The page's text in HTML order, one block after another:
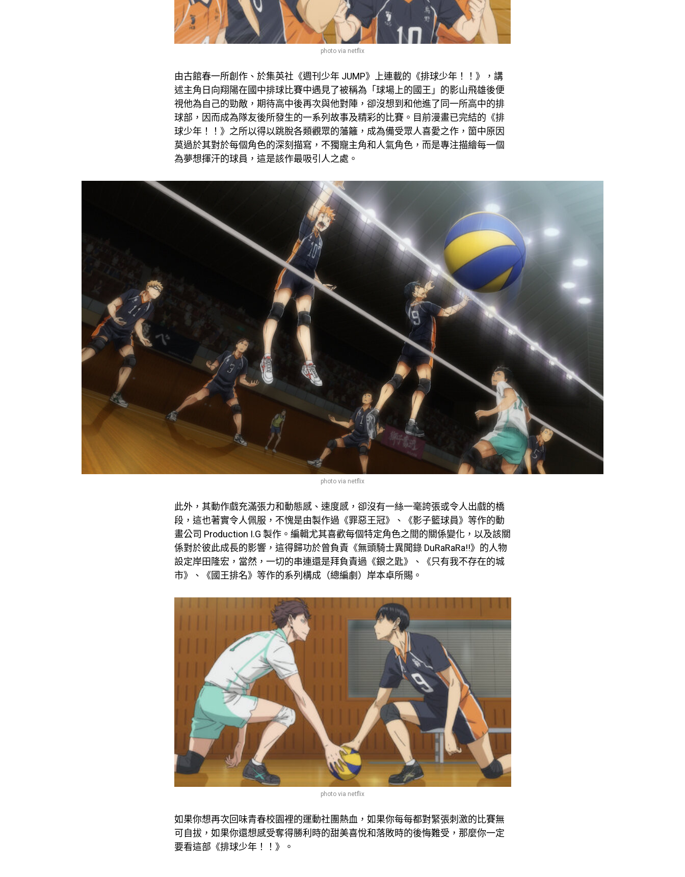
photo via netflix
由古館春一所創作、於集英社《週刊少年 JUMP》上連載的《排球少年！！》，講
述主角日向翔陽在國中排球比賽中遇見了被稱為「球場上的國王」的影山飛雄後便
視他為自己的勁敵，期待高中後再次與他對陣，卻沒想到和他進了同一所高中的排
球部，因而成為隊友後所發生的一系列故事及精彩的比賽。目前漫畫已完結的《排
球少年！！》之所以得以跳脫各類觀眾的藩籬，成為備受眾人喜愛之作，箇中原因
莫過於其對於每個角色的深刻描寫，不獨寵主角和人氣角色，而是專注描繪每一個
為夢想揮汗的球員，這是該作最吸引人之處。
photo via netflix
此外，其動作戲充滿張力和動態感、速度感，卻沒有一絲一毫誇張或令人出戲的橋
段，這也著實令人佩服，不愧是由製作過《罪惡王冠》、《影子籃球員》等作的動
畫公司 Production I.G 製作。編輯尤其喜歡每個特定角色之間的關係變化，以及該關
係對於彼此成長的影響，這得歸功於曾負責《無頭騎士異聞錄 DuRaRaRa!!》的人物
設定岸田隆宏，當然，一切的串連還是拜負責過《銀之匙》、《只有我不存在的城
市》、《國王排名》等作的系列構成（總編劇）岸本卓所賜。
photo via netflix
如果你想再次回味青春校園裡的運動社團熱血，如果你每每都對緊張刺激的比賽無
可自拔，如果你還想感受奪得勝利時的甜美喜悅和落敗時的後悔難受，那麼你一定
要看這部《排球少年！！》。